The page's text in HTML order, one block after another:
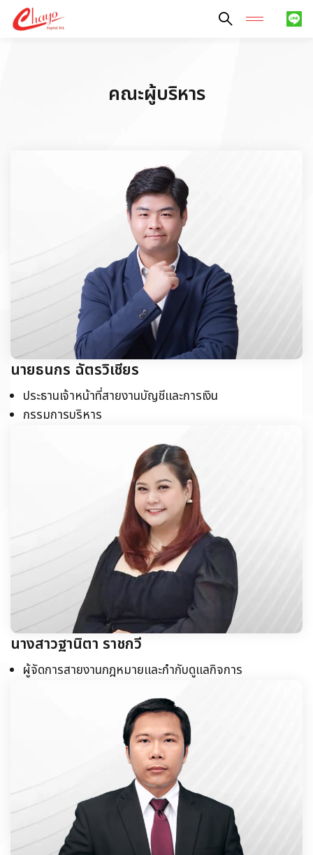
คณะผู้บริหาร
นายธนกร ฉัตรวิเชียร
ประธานเจ้าหน้าที่สายงานบัญชีและการเงิน
กรรมการบริหาร
นางสาวฐานิตา ราชกวี
ผู้จัดการสายงานกฎหมายและกำกับดูแลกิจการ